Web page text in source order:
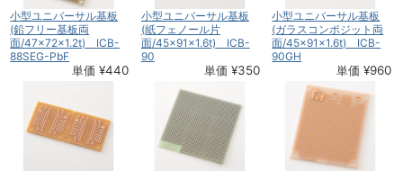
小型ユニバーサル基板
(鉛フリー基板両
面/47×72×1.2t) ICB-
88SEG-PbF
単価 ¥440
小型ユニバーサル基板
(紙フェノール片
面/45×91×1.6t) ICB-
90
単価 ¥350
小型ユニバーサル基板
(ガラスコンポジット両
面/45×91×1.6t) ICB-
90GH
単価 ¥960